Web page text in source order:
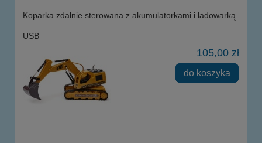
Koparka zdalnie sterowana z akumulatorkami i ładowarką
USB
105,00 zł
do koszyka